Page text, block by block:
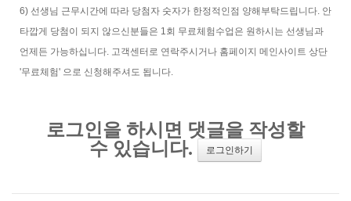
6) 선생님 근무시간에 따라 당첨자 숫자가 한정적인점 양해부탁드립니다. 안
타깝게 당첨이 되지 않으신분들은 1회 무료체험수업은 원하시는 선생님과
언제든 가능하십니다. 고객센터로 연락주시거나 홈페이지 메인사이트 상단
'무료체험' 으로 신청해주셔도 됩니다.